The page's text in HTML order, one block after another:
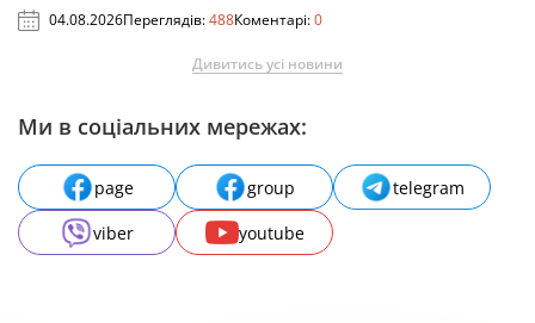
04.08.2026Переглядів:488Коментарі:0
Дивитись усі новини
Ми в соціальних мережах:
page group
telegram
viber
youtube